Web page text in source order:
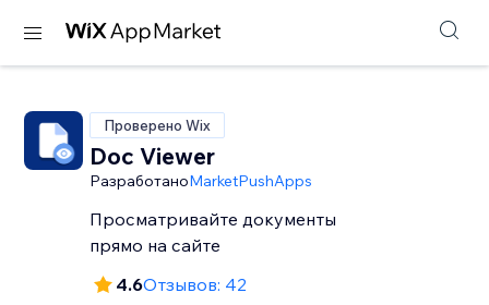
Проверено Wix
Doc Viewer
РазработаноMarketPushApps
Просматривайте документы
прямо на сайте
4.6Отзывов: 42